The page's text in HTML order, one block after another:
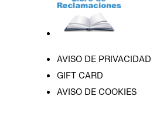
AVISO DE PRIVACIDAD
GIFT CARD
AVISO DE COOKIES